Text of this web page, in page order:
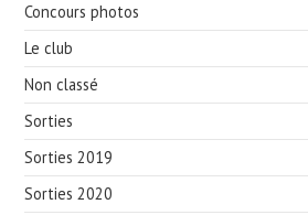
NOUS CONTACTER
NEWSLETTER
Concours photos
Le club
Non classé
Sorties
Sorties 2019
Sorties 2020